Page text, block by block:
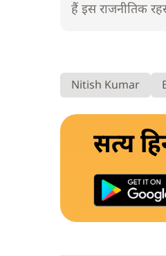
हैं इस राजनीतिक
Nitish Kumar
सत्य